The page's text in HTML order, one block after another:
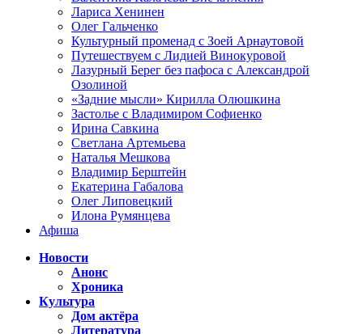
Лариса Хенинен
Олег Гальченко
Культурный променад с Зоей Арнаутовой
Путешествуем с Лидией Винокуровой
Лазурный Берег без пафоса с Александрой
Озолиной
«Задние мысли» Кирилла Олюшкина
Застолье с Владимиром Софиенко
Ирина Савкина
Светлана Артемьева
Наталья Мешкова
Владимир Берштейн
Екатерина Габалова
Олег Липовецкий
Илона Румянцева
Афиша
Новости
Анонс
Хроника
Культура
Дом актёра
Литература